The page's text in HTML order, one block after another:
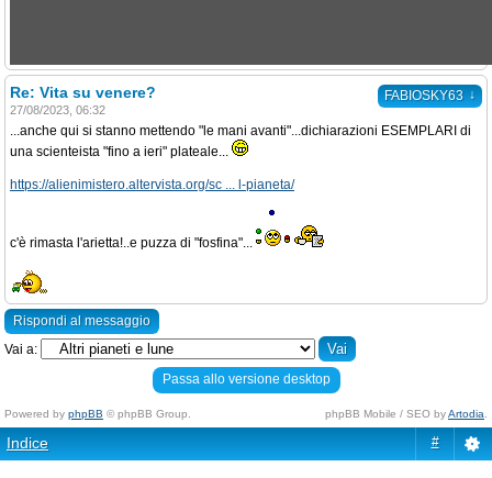
FABIOSKY63 ↓
Re: Vita su venere?
27/08/2023, 06:32
...anche qui si stanno mettendo "le mani avanti"...dichiarazioni ESEMPLARI di
una scienteista "fino a ieri" plateale...
https://alienimistero.altervista.org/sc ... l-pianeta/
c'è rimasta l'arietta!..e puzza di "fosfina"...
Rispondi al messaggio
Vai a:
Passa allo versione desktop
Powered by phpBB © phpBB Group. phpBB Mobile / SEO byArtodia
Indice #